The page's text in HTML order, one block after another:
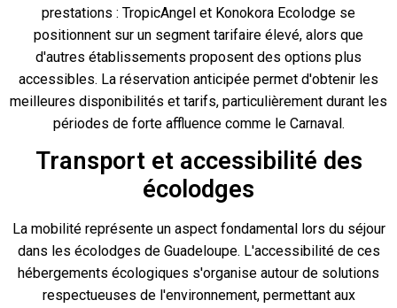
prestations : TropicAngel et Konokora Ecolodge se
positionnent sur un segment tarifaire élevé, alors que
d'autres établissements proposent des options plus
accessibles. La réservation anticipée permet d'obtenir les
meilleures disponibilités et tarifs, particulièrement durant les
périodes de forte affluence comme le Carnaval.
Transport et accessibilité des
écolodges
La mobilité représente un aspect fondamental lors du séjour
dans les écolodges de Guadeloupe. L'accessibilité de ces
hébergements écologiques s'organise autour de solutions
respectueuses de l'environnement, permettant aux